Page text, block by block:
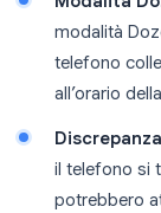
modalità
telefono
all’orario
il telefono si
potrebbero